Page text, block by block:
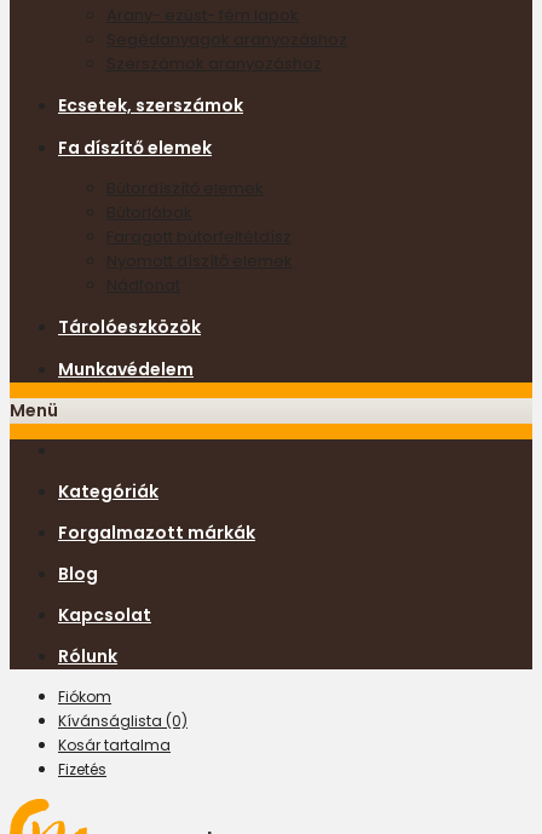
Arany- ezüst- fém lapok
Segédanyagok aranyozáshoz
Szerszámok aranyozáshoz
Ecsetek, szerszámok
Fa díszítő elemek
Bútordíszítő elemek
Bútorlábak
Faragott bútorfeltétdísz
Nyomott díszítő elemek
Tárolóeszközök
Munkavédelem
Menü
Kategóriák
Forgalmazott márkák
Blog
Kapcsolat
Rólunk
Fiókom
Kívánságlista (0)
Kosár tartalma
Fizetés